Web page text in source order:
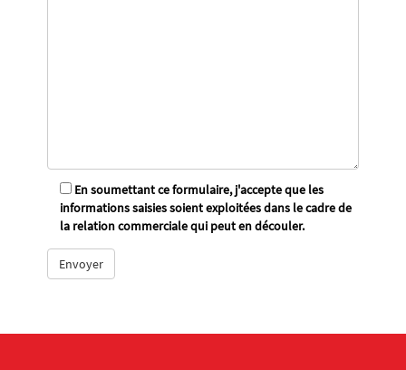
En soumettant ce formulaire, j'accepte que les
informations saisies soient exploitées dans le cadre de
la relation commerciale qui peut en découler.